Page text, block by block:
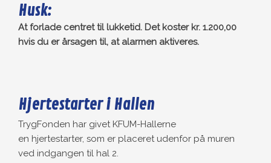
Husk:
At forlade centret til lukketid. Det koster kr. 1.200,00
hvis du er årsagen til, at alarmen aktiveres.
Hjertestarter i Hallen​
​TrygFonden har givet KFUM-Hallerne
en hjertestarter, som er placeret udenfor på muren
ved indgangen til hal 2.